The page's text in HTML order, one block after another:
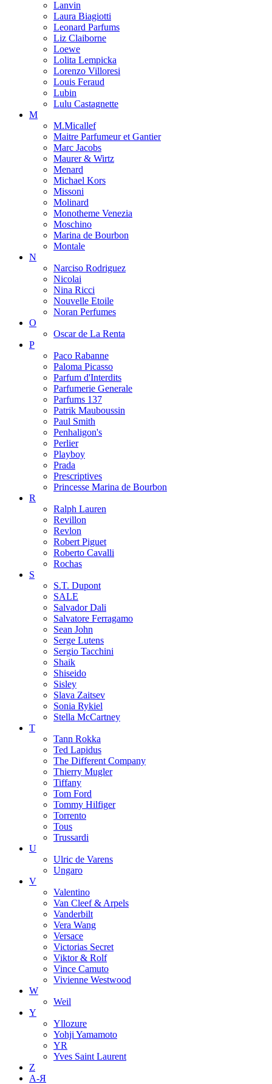
Lanvin
Laura Biagiotti
Leonard Parfums
Liz Claiborne
Loewe
Lolita Lempicka
Lorenzo Villoresi
Louis Feraud
Lubin
Lulu Castagnette
M
M.Micallef
Maitre Parfumeur et Gantier
Marc Jacobs
Maurer & Wirtz
Menard
Michael Kors
Missoni
Molinard
Monotheme Venezia
Moschino
Marina de Bourbon
Montale
N
Narciso Rodriguez
Nicolai
Nina Ricci
Nouvelle Etoile
Noran Perfumes
O
Oscar de La Renta
P
Paco Rabanne
Paloma Picasso
Parfum d'Interdits
Parfumerie Generale
Parfums 137
Patrik Mauboussin
Paul Smith
Penhaligon's
Perlier
Playboy
Prada
Prescriptives
Princesse Marina de Bourbon
R
Ralph Lauren
Revillon
Revlon
Robert Piguet
Roberto Cavalli
Rochas
S
S.T. Dupont
SALE
Salvador Dali
Salvatore Ferragamo
Sean John
Serge Lutens
Sergio Tacchini
Shaik
Shiseido
Sisley
Slava Zaitsev
Sonia Rykiel
Stella McCartney
T
Tann Rokka
Ted Lapidus
The Different Company
Thierry Mugler
Tiffany
Tom Ford
Tommy Hilfiger
Torrento
Tous
Trussardi
U
Ulric de Varens
Ungaro
V
Valentino
Van Cleef & Arpels
Vanderbilt
Vera Wang
Versace
Victorias Secret
Viktor & Rolf
Vince Camuto
Vivienne Westwood
W
Weil
Y
Yllozure
Yohji Yamamoto
YR
Yves Saint Laurent
Z
А-Я